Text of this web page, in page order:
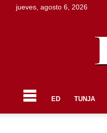
jueves, agosto 6, 2026
ED TUNJA